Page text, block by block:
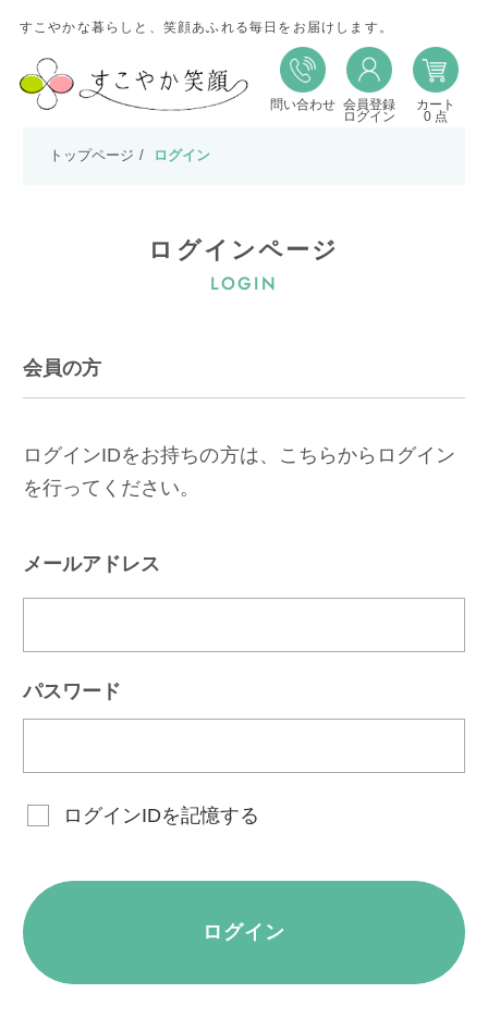
すこやかな暮らしと、笑顔あふれる毎日をお届けします。
問い合わせ 会員登録
ログイン
カート
0 点
トップページ ログイン
ログインページ
LOGIN
会員の方
ログインIDをお持ちの方は、こちらからログイン
を行ってください。
メールアドレス
パスワード
ログインIDを記憶する
ログイン